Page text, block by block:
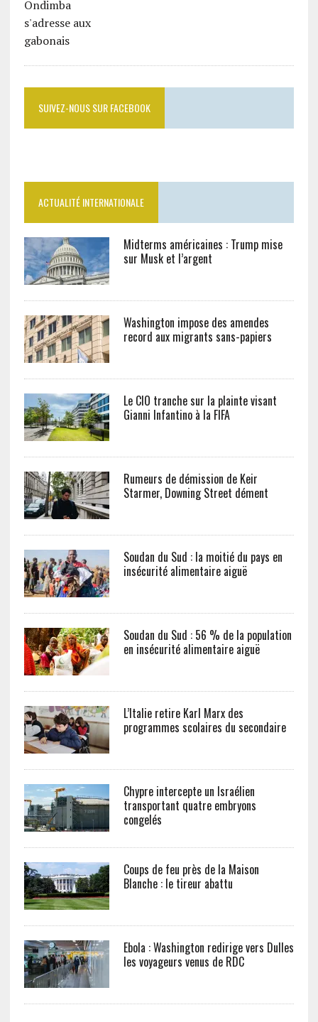
SUIVEZ-NOUS SUR FACEBOOK
ACTUALITÉ INTERNATIONALE
Midterms américaines : Trump mise
sur Musk et l’argent
Washington impose des amendes
record aux migrants sans-papiers
Le CIO tranche sur la plainte visant
Gianni Infantino à la FIFA
Rumeurs de démission de Keir
Starmer, Downing Street dément
Soudan du Sud : la moitié du pays en
insécurité alimentaire aiguë
Soudan du Sud : 56 % de la population
en insécurité alimentaire aiguë
L’Italie retire Karl Marx des
programmes scolaires du secondaire
Chypre intercepte un Israélien
transportant quatre embryons
congelés
Coups de feu près de la Maison
Blanche : le tireur abattu
Ebola : Washington redirige vers Dulles
les voyageurs venus de RDC